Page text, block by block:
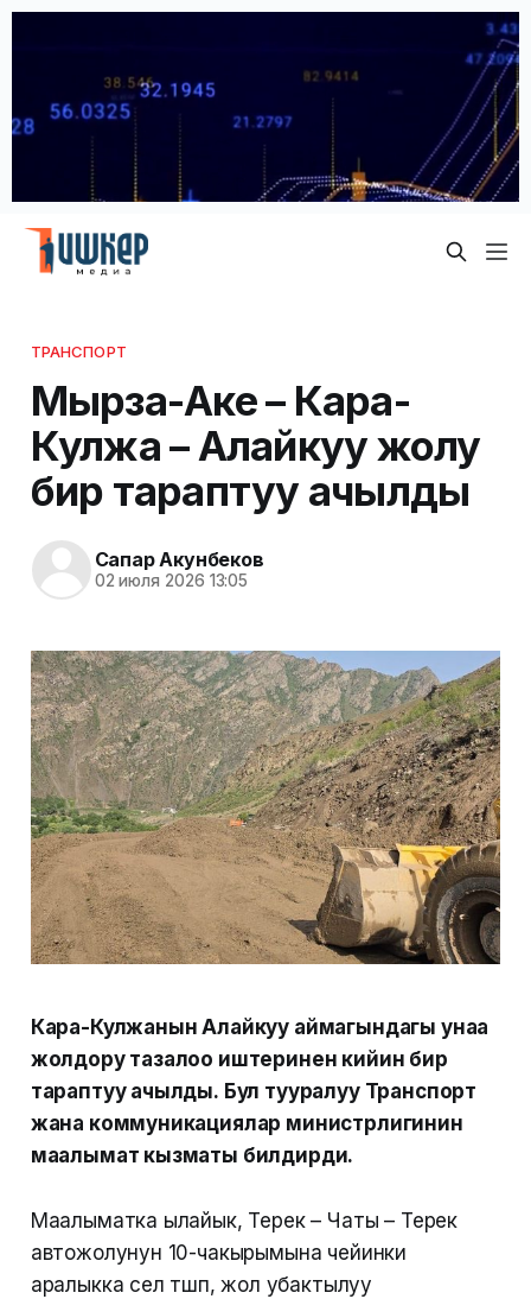
ТРАНСПОРТ
Мырза-Аке – Кара-
Кулжа – Алайкуу жолу
бир тараптуу ачылды
Сапар Акунбеков
02 июля 2026 13:05
Кара-Кулжанын Алайкуу аймагындагы унаа
жолдору тазалоо иштеринен кийин бир
тараптуу ачылды. Бул тууралуу Транспорт
жана коммуникациялар министрлигинин
маалымат кызматы билдирди.
Маалыматка ылайык, Терек – Чаты – Терек
автожолунун 10-чакырымына чейинки
аралыкка сел түшүп, жол убактылуу